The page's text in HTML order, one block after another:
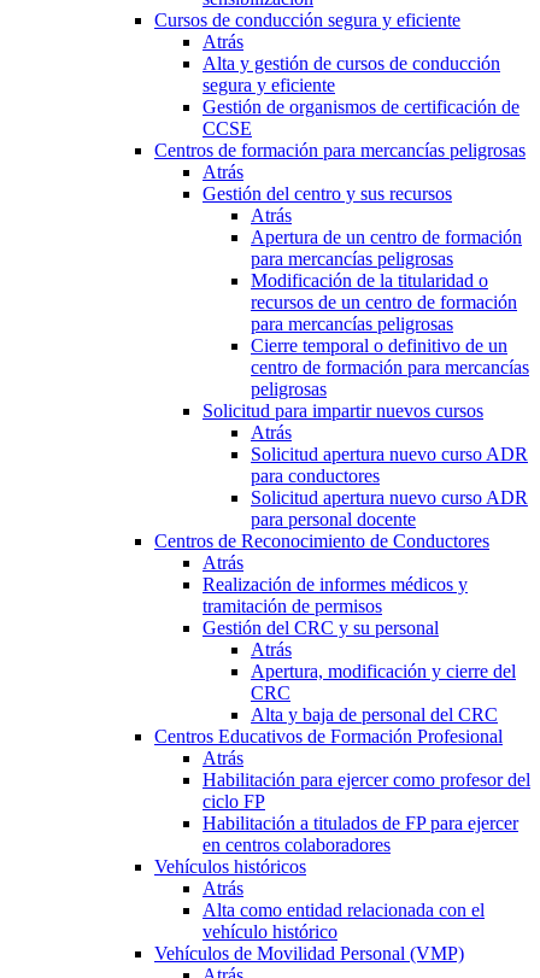
Cursos de conducción segura y eficiente
Atrás
Alta y gestión de cursos de conducción
segura y eficiente
Gestión de organismos de certificación de
CCSE
Centros de formación para mercancías peligrosas
Atrás
Gestión del centro y sus recursos
Atrás
Apertura de un centro de formación
para mercancías peligrosas
Modificación de la titularidad o
recursos de un centro de formación
para mercancías peligrosas
Cierre temporal o definitivo de un
centro de formación para mercancías
peligrosas
Solicitud para impartir nuevos cursos
Atrás
Solicitud apertura nuevo curso ADR
para conductores
Solicitud apertura nuevo curso ADR
para personal docente
Centros de Reconocimiento de Conductores
Atrás
Realización de informes médicos y
tramitación de permisos
Gestión del CRC y su personal
Atrás
Apertura, modificación y cierre del
CRC
Alta y baja de personal del CRC
Centros Educativos de Formación Profesional
Atrás
Habilitación para ejercer como profesor del
ciclo FP
Habilitación a titulados de FP para ejercer
en centros colaboradores
Vehículos históricos
Atrás
Alta como entidad relacionada con el
vehículo histórico
Vehículos de Movilidad Personal (VMP)